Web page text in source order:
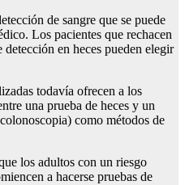
de sangre que se puede
Los pacientes que rechacen
en heces pueden elegir
todavía ofrecen a los
una prueba de heces y un
como métodos de
los adultos con un riesgo
a hacerse pruebas de